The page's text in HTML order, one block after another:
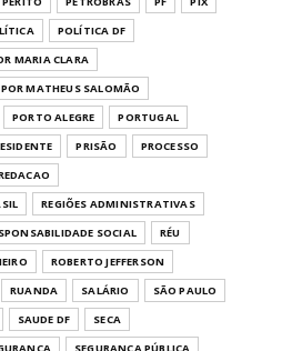
POLÍTICA DF
MARIA CLARA
POR MATHEUS SALOMÃO
PORTO ALEGRE
PORTUGAL
PRISÃO
PROCESSO
REGIÕES ADMINISTRATIVAS
SOCIAL
RÉU
ROBERTO JEFFERSON
RUANDA SALÁRIO
SÃO PAULO
SAUDE DF
SECA
SEGURANÇA PÚBLICA